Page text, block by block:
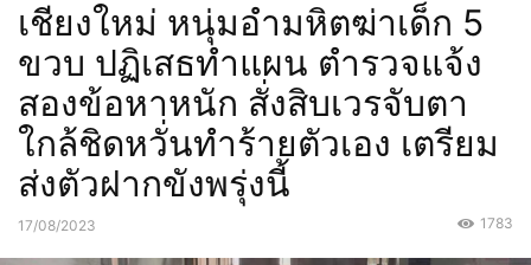
เชียงใหม่ หนุ่มอำมหิตฆ่าเด็ก 5
ขวบ ปฏิเสธทำแผน ตำรวจแจ้ง
สองข้อหาหนัก สั่งสิบเวรจับตา
ใกล้ชิดหวั่นทำร้ายตัวเอง เตรียม
ส่งตัวฝากขังพรุ่งนี้
17/08/2023 1783